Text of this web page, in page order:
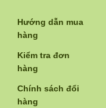
Hướng dẫn mua
hàng
Kiểm tra đơn
hàng
Chính sách đổi
hàng